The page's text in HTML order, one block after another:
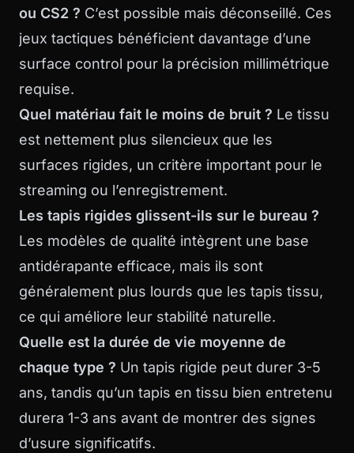
ou CS2 ? C’est possible mais déconseillé. Ces
jeux tactiques bénéficient davantage d’une
surface control pour la précision millimétrique
requise.
Quel matériau fait le moins de bruit ? Le tissu
est nettement plus silencieux que les
surfaces rigides, un critère important pour le
streaming ou l’enregistrement.
Les tapis rigides glissent-ils sur le bureau ?
Les modèles de qualité intègrent une base
antidérapante efficace, mais ils sont
généralement plus lourds que les tapis tissu,
ce qui améliore leur stabilité naturelle.
Quelle est la durée de vie moyenne de
chaque type ? Un tapis rigide peut durer 3-5
ans, tandis qu’un tapis en tissu bien entretenu
durera 1-3 ans avant de montrer des signes
d’usure significatifs.